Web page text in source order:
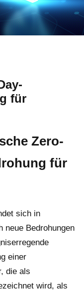
für
Zero-
für
sich in
neue Bedrohungen
einer
die als
wird, als